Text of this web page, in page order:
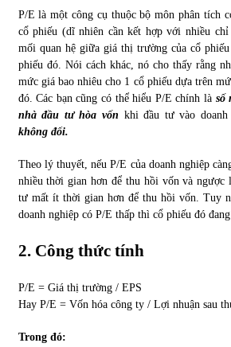
S&P Ratings cập nhật xếp
Vietcombank và Eximbank
31/05/2022
Chứng khoán ngày 30/5/2022:
31/05/2022
Phân tích giá tiền điện tử sau
vốn hóa
09/11/2021
Chứng khoán ngày 12/10/
P/E là một công cụ thuộc bộ môn phân tích
cổ phiếu (dĩ nhiên cần kết hợp với nhiều
mối quan hệ giữa giá thị trường của cổ
phiếu đó. Nói cách khác, nó cho thấy rằng
mức giá bao nhiêu cho 1 cổ phiếu dựa trên
đó. Các bạn cũng có thể hiểu P/E chính là số
nhà đầu tư hòa vốn khi đầu tư vào doanh
không đổi.
Theo lý thuyết, nếu P/E của doanh nghiệp
nhiều thời gian hơn để thu hồi vốn và ngược
tư mất ít thời gian hơn để thu hồi vốn. Tuy
doanh nghiệp có P/E thấp thì cổ phiếu đó
2. Công thức tính
P/E = Giá thị trường / EPS
Hay P/E = Vốn hóa công ty / Lợi nhuận sau
Trong đó: